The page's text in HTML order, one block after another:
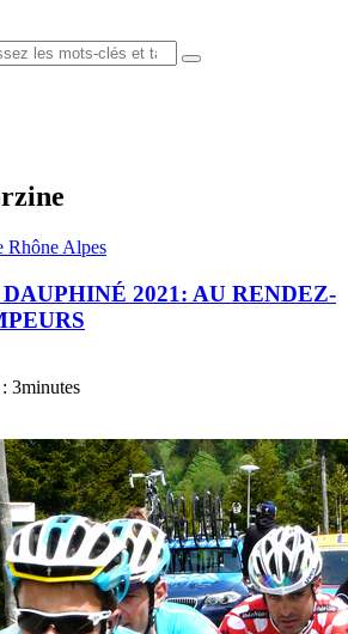
Rhône Alpes
2021: AU RENDEZ-
3minutes